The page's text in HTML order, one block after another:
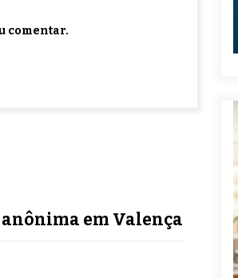
comentar.
em Valença